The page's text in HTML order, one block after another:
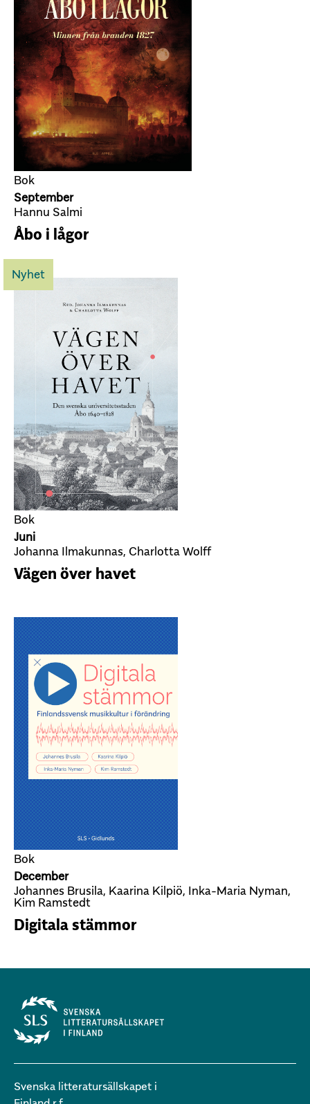
Bok
September
Hannu Salmi
Åbo i lågor
Nyhet
Bok
Juni
Johanna Ilmakunnas, Charlotta Wolff
Vägen över havet
Bok
December
Johannes Brusila, Kaarina Kilpiö, Inka-Maria Nyman,
Kim Ramstedt
Digitala stämmor
Svenska litteratursällskapet i